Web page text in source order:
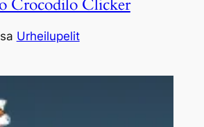
Crocodilo Clicker
Urheilupelit